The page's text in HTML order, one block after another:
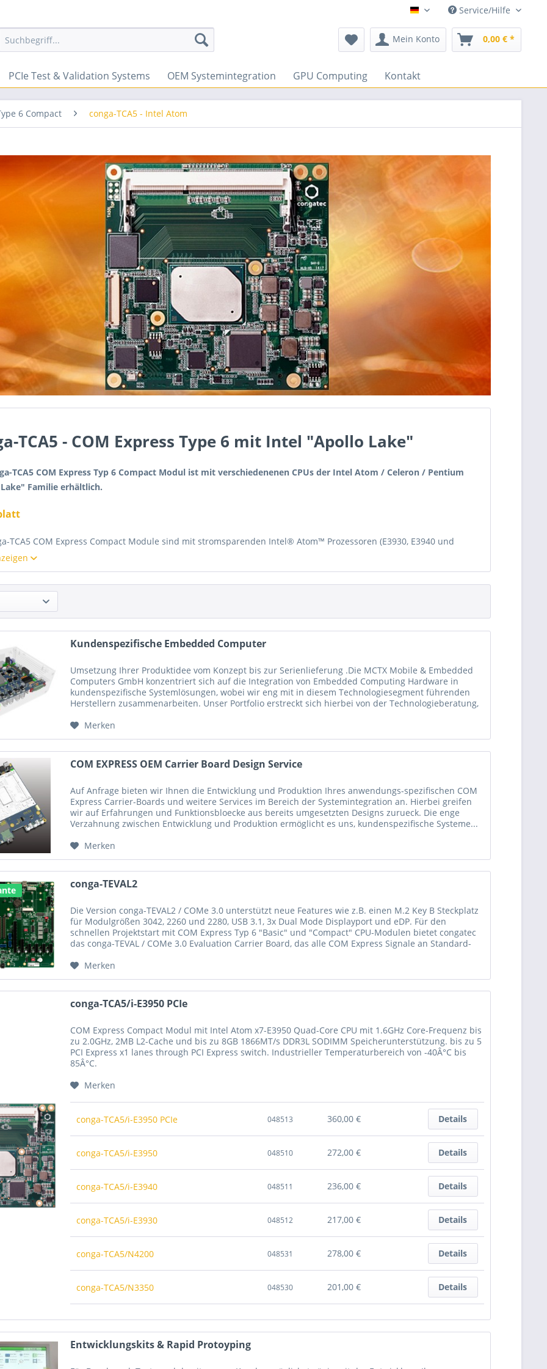
DEUTSCH Service/Hilfe
Mein Konto 0,00 € *
PCIe Test & Validation Systems OEM Systemintegration GPU Computing Kontakt
6 Compact conga-TCA5 - Intel Atom
TCA5 - COM Express Type 6 mit Intel "Apollo Lake"
TCA5 COM Express Typ 6 Compact Modul ist mit verschiedenenen CPUs der Intel Atom / Celeron / Pentium
Familie erhältlich.
TCA5 COM Express Compact Module sind mit stromsparenden Intel® Atom™ Prozessoren (E3930, E3940 und
von -40°C bis +85°C) oder Low-Power Dualcore Intel® Celeron® N3350 und Quadcore Intel®
N4200 Prozessoren bestückt.
der "Apollo Lake" CPU-Varianten:
Intended Use Case (specified by
Intel)
Max.
TDP
Cores
Processor Base
Max Turbo/Burst
x7-
Industrial Extended Temperature,
Embedded Broad Market Extended
Temp.
12W 4 1.6GHz 2.0GHz
Industrial Extended Temperature,
Embedded Broad Market Extended
Temp.
12W 4 1.6GHz 2.0GHz
x5-
Embedded Broad Market Extended
Temp.
9.5W 4 1.6GHz 1.8GHz
x5-
Industrial Extended Temperature,
Embedded Broad Market Extended
PC/Client/Tablet
PC/Client/Tablet 6W 4 1,1GHz 2.5GHz
conga-TCA5 Modulvarianten mit Intel® Atom™ Prozessoren ist das Cooling-Interface direkt auf den
integriert, so dass die Notwendigkeit eines zusätzlichen Heat-Stack aus Kupfer entfällt.
Module verfügen über neue Intel Gen 9 Grafik mit bis zu 18 Execution Units sowie Hardware-De-und
für 4K HEVC4, H.264, VP8, MVC und SVC. Die conga-TCA5 COM Express Compact Module unterstützen bis zu
LVDS, eDP, DP 1.2 und/oder HDMI 1.4 angebunden werden können.
Interfaces stehen auf dem conga-TCA5 4 PCIe 2.0 Lanes, ein GbE Interface und 6 USB Ports zur Verfügung,
drei als USB 3.0 ausgeführt werden und einer als Host- und Client-fähiges USB OTG Interface konzipiert ist.
ist mit bis zu 64 GByte Flashspeicher mit schneller eMMC 5.1 Anbindung erhältlich, externe Speichermedien
über 2x6 Gbps SATA sowie 1x SDIO angekoppelt werden. Audiosignale werden über HDA ausgeführt.
Blockdiagramm:
Kundenspezifische Embedded Computer
Umsetzung Ihrer Produktidee vom Konzept bis zur Serienlieferung .Die MCTX Mobile & Embedded
Computers GmbH konzentriert sich auf die Integration von Embedded Computing Hardware in
kundenspezifische Systemlösungen, wobei wir eng mit in diesem Technologiesegment führenden
Herstellern zusammenarbeiten. Unser Portfolio erstreckt sich hierbei von der Technologieberatung,
Merken
COM EXPRESS OEM Carrier Board Design Service
Auf Anfrage bieten wir Ihnen die Entwicklung und Produktion Ihres anwendungs-spezifischen COM
Express Carrier-Boards und weitere Services im Bereich der Systemintegration an. Hierbei greifen
wir auf Erfahrungen und Funktionsbloecke aus bereits umgesetzten Designs zurueck. Die enge
Verzahnung zwischen Entwicklung und Produktion ermöglicht es uns, kundenspezifische Systeme...
Merken
conga-TEVAL2
Die Version conga-TEVAL2 / COMe 3.0 unterstützt neue Features wie z.B. einen M.2 Key B Steckplatz
für Modulgrößen 3042, 2260 und 2280, USB 3.1, 3x Dual Mode Displayport und eDP. Für den
schnellen Projektstart mit COM Express Typ 6 "Basic" und "Compact" CPU-Modulen bietet congatec
das conga-TEVAL / COMe 3.0 Evaluation Carrier Board, das alle COM Express Signale an Standard-
Merken
conga-TCA5/i-E3950 PCIe
COM Express Compact Modul mit Intel Atom x7-E3950 Quad-Core CPU mit 1.6GHz Core-Frequenz bis
zu 2.0GHz, 2MB L2-Cache und bis zu 8GB 1866MT/s DDR3L SODIMM Speicherunterstützung. bis zu 5
PCI Express x1 lanes through PCI Express switch. Industrieller Temperaturbereich von -40Â°C bis
85Â°C.
Merken
conga-TCA5/i-E3950 PCIe 048513 360,00 € Details
conga-TCA5/i-E3950 048510 272,00 € Details
conga-TCA5/i-E3940 048511 236,00 € Details
conga-TCA5/i-E3930 048512 217,00 € Details
conga-TCA5/N4200 048531 278,00 € Details
conga-TCA5/N3350 048530 201,00 € Details
Entwicklungskits & Rapid Protoyping